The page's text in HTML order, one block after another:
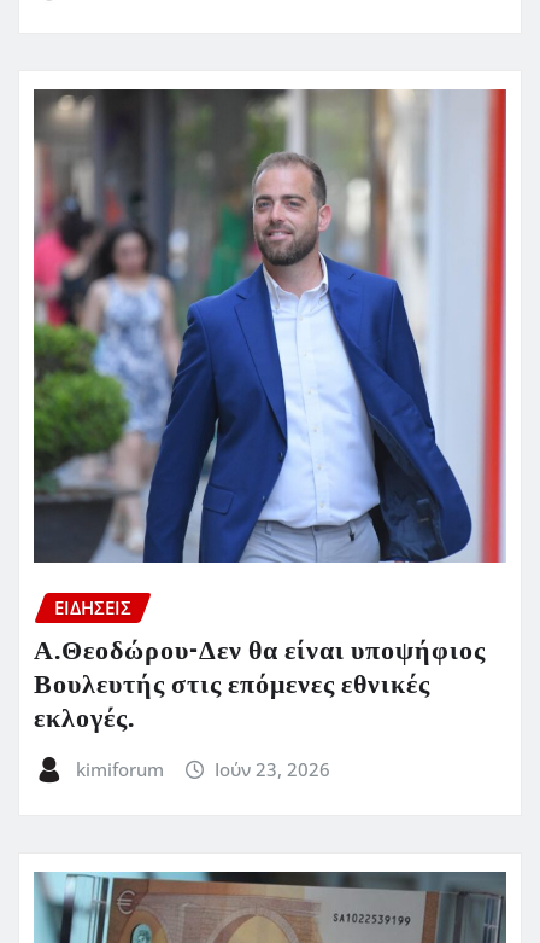
ΕΙΔΗΣΕΙΣ
Α.Θεοδώρου-Δεν θα είναι υποψήφιος
Βουλευτής στις επόμενες εθνικές
εκλογές.
kimiforum Ιούν 23, 2026